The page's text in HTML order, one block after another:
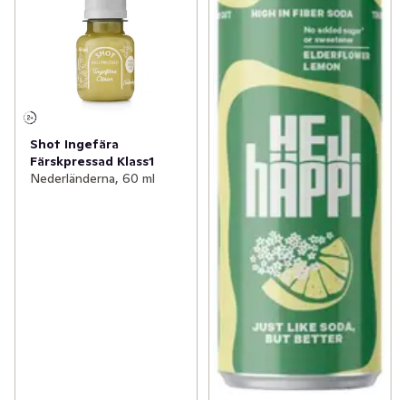
Shot Ingefära
Färskpressad Klass1
Nederländerna, 60 ml